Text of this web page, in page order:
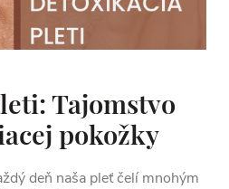
Tajomstvo
pokožky
deň naša pleť čelí mnohým